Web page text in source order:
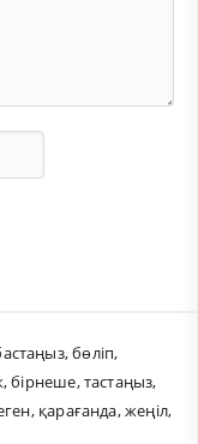
,бөліп,
,бірнеше,тастаңыз,
, қарағанда,жеңіл,